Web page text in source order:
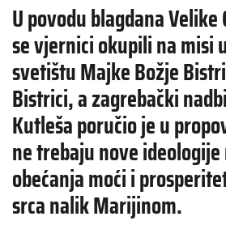
U povodu blagdana
se vjernici okupili na misi
svetištu Majke Božje
Bistrici, a zagrebački
Kutleša poručio je u
ne trebaju nove
obećanja moći i
srca nalik Marijinom.